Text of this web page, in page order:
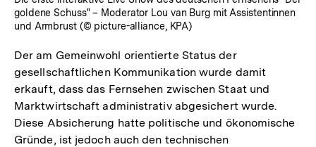
goldene Schuss" – Moderator Lou van Burg mit Assistentinnen
und Armbrust (© picture-alliance, KPA)
Der am Gemeinwohl orientierte Status der
gesellschaftlichen Kommunikation wurde damit
erkauft, dass das Fernsehen zwischen Staat und
Marktwirtschaft administrativ abgesichert wurde.
Diese Absicherung hatte politische und ökonomische
Gründe, ist jedoch auch den technischen